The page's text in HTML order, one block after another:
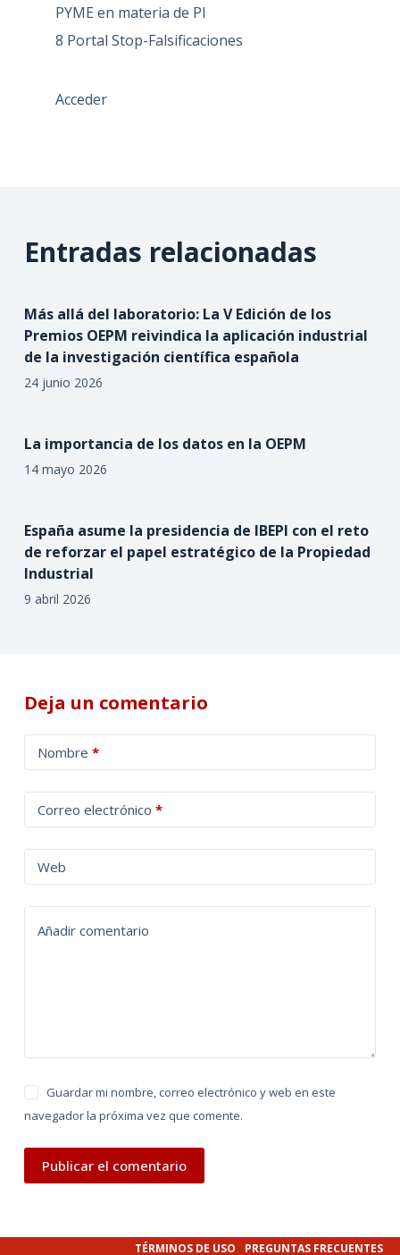
PYME en materia de PI
8 Portal Stop-Falsificaciones
Acceder
Entradas relacionadas
Más allá del laboratorio: La V Edición de los
Premios OEPM reivindica la aplicación industrial
de la investigación científica española
24 junio 2026
La importancia de los datos en la OEPM
14 mayo 2026
España asume la presidencia de IBEPI con el reto
de reforzar el papel estratégico de la Propiedad
Industrial
9 abril 2026
Deja un comentario
Nombre *
Correo electrónico *
Web
Añadir comentario
Guardar mi nombre, correo electrónico y web en este
navegador la próxima vez que comente.
Publicar el comentario
l
t
a
t
TÉRMINOS DE USO PREGUNTAS FRECUENTES